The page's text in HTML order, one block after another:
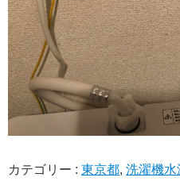
カテゴリー :東京都,洗濯機水